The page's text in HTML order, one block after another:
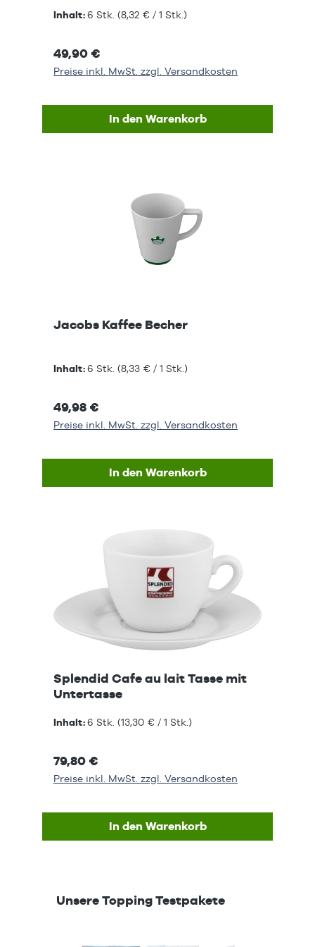
Inhalt:6 Stk. (8,32 € / 1 Stk.)
49,90 €
Preise inkl. MwSt. zzgl. Versandkosten
In den Warenkorb
Jacobs Kaffee Becher
Inhalt:6 Stk. (8,33 € / 1 Stk.)
49,98 €
Preise inkl. MwSt. zzgl. Versandkosten
In den Warenkorb
Splendid Cafe au lait Tasse mit
Untertasse
Inhalt:6 Stk. (13,30 € / 1 Stk.)
79,80 €
Preise inkl. MwSt. zzgl. Versandkosten
In den Warenkorb
Produktgalerie überspringen
Unsere Topping Testpakete